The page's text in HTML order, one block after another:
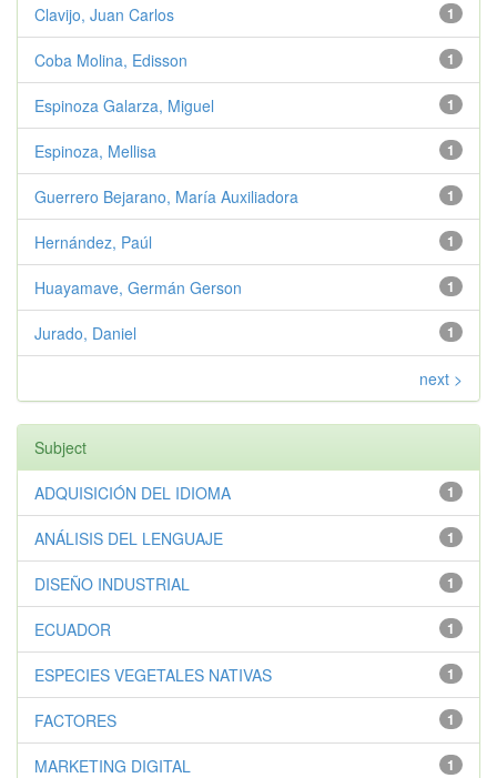
1
Clavijo, Juan Carlos
1
Coba Molina, Edisson
1
Espinoza Galarza, Miguel
1
Espinoza, Mellisa
1
Guerrero Bejarano, María Auxiliadora
1
Hernández, Paúl
1
Huayamave, Germán Gerson
1
Jurado, Daniel
next >
Subject
1
ADQUISICIÓN DEL IDIOMA
1
ANÁLISIS DEL LENGUAJE
1
DISEÑO INDUSTRIAL
1
ECUADOR
1
ESPECIES VEGETALES NATIVAS
1
FACTORES
1
MARKETING DIGITAL